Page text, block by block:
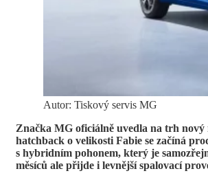
Autor: Tiskový servis MG
Značka MG oficiálně uvedla na trh
hatchback o velikosti Fabie se začíná
s hybridním pohonem, který je
měsíců ale přijde i levnější spalovací